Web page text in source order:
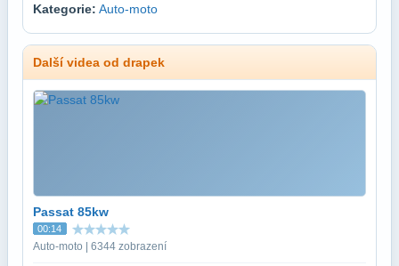
Kategorie: Auto-moto
Další videa od drapek
Passat 85kw
00:14
Auto-moto | 6344 zobrazení